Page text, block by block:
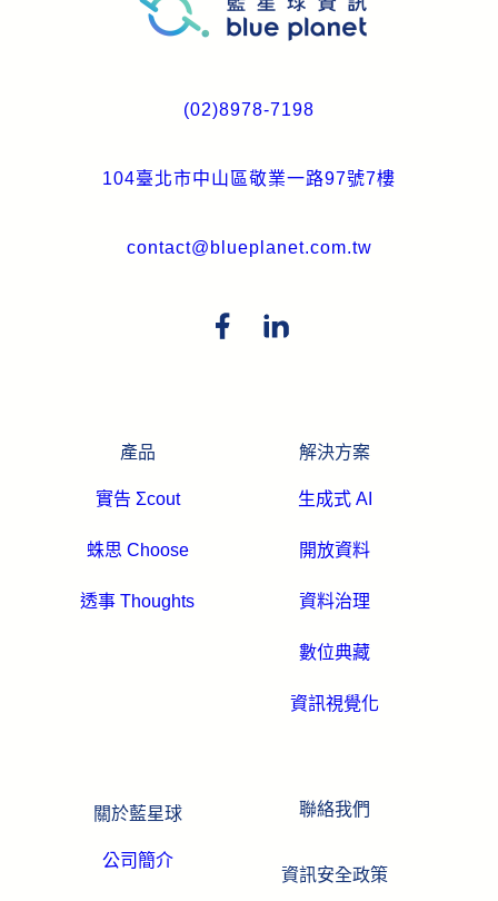
(02)8978-7198
104臺北市中山區敬業一路97號7樓
contact@blueplanet.com.tw
產品
實告 Σcout
蛛思 Choose
透事 Thoughts
解決方案
生成式 AI
開放資料
資料治理
數位典藏
資訊視覺化
關於藍星球
公司簡介
聯絡我們
資訊安全政策